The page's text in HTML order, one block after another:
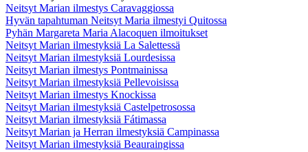
Neitsyt Marian ilmestys Caravaggiossa
Hyvän tapahtuman Neitsyt Maria ilmestyi Quitossa
Pyhän Margareta Maria Alacoquen ilmoitukset
Neitsyt Marian ilmestyksiä La Salettessä
Neitsyt Marian ilmestyksiä Lourdesissa
Neitsyt Marian ilmestys Pontmainissa
Neitsyt Marian ilmestyksiä Pellevoisissa
Neitsyt Marian ilmestys Knockissa
Neitsyt Marian ilmestyksiä Castelpetrosossa
Neitsyt Marian ilmestyksiä Fátimassa
Neitsyt Marian ja Herran ilmestyksiä Campinassa
Neitsyt Marian ilmestyksiä Beauraingissa